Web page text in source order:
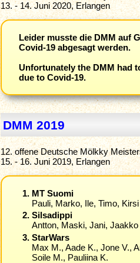
13. - 14. Juni 2020, Erlangen
Leider musste die DMM auf
Covid-19 abgesagt werden.
Unfortunately the DMM had
due to Covid-19.
DMM 2019
12. offene Deutsche Mölkky
15. - 16. Juni 2019, Erlangen
MT Suomi
Pauli, Marko, Ile, Timo, Kirsi
Silsadippi
Antton, Maski, Jani, Jaakko
StarWars
Max M., Aade K., Jone V.,
Soile M., Pauliina K.